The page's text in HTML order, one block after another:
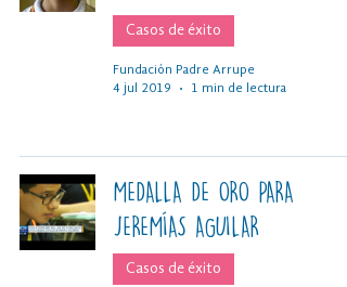
Casos de éxito
Fundación Padre Arrupe
4 jul 2019
1 min de lectura
MEDALLA DE ORO PARA
JEREMÍAS AGUILAR
Casos de éxito